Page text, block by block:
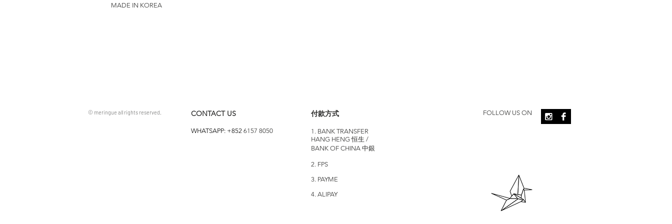
MADE IN KOREA
© meringue all rights reserved. CONTACT US
WHATSAPP: +852 6157 8050
付款方式
1. BANK TRANSFER
HANG HENG 恒生 /
BANK OF CHINA 中銀
2. FPS
3. PAYME
4. ALIPAY
FOLLOW US ON